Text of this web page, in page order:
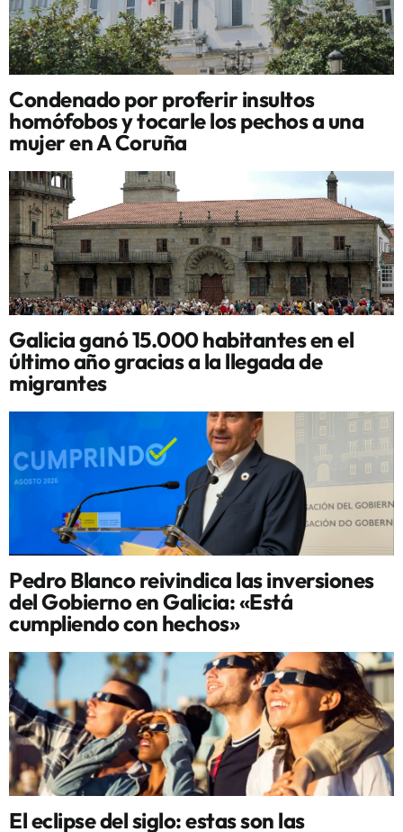
Condenado por proferir insultos
homófobos y tocarle los pechos a una
mujer en A Coruña
Galicia ganó 15.000 habitantes en el
último año gracias a la llegada de
migrantes
Pedro Blanco reivindica las inversiones
del Gobierno en Galicia: «Está
cumpliendo con hechos»
El eclipse del siglo: estas son las